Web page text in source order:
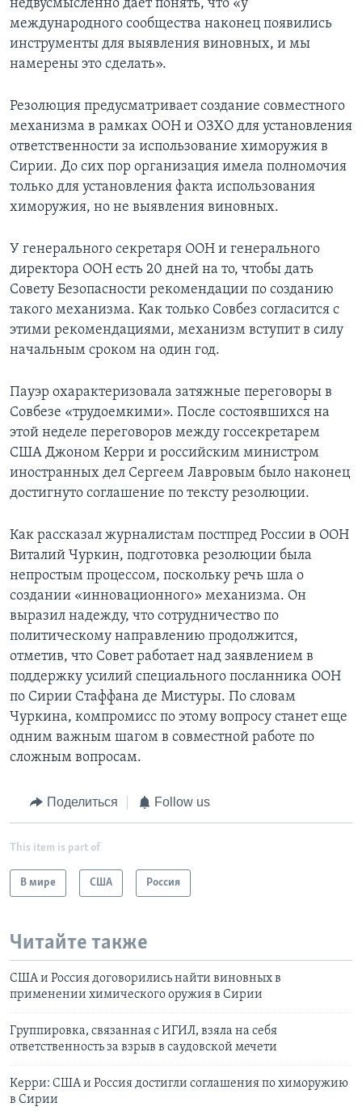
недвусмысленно дает понять, что «у
международного сообщества наконец появились
инструменты для выявления виновных, и мы
намерены это сделать».
Резолюция предусматривает создание совместного
механизма в рамках ООН и ОЗХО для установления
ответственности за использование химоружия в
Сирии. До сих пор организация имела полномочия
только для установления факта использования
химоружия, но не выявления виновных.
У генерального секретаря ООН и генерального
директора ООН есть 20 дней на то, чтобы дать
Совету Безопасности рекомендации по созданию
такого механизма. Как только Совбез согласится с
этими рекомендациями, механизм вступит в силу
начальным сроком на один год.
Пауэр охарактеризовала затяжные переговоры в
Совбезе «трудоемкими». После состоявшихся на
этой неделе переговоров между госсекретарем
США Джоном Керри и российским министром
иностранных дел Сергеем Лавровым было наконец
достигнуто соглашение по тексту резолюции.
Как рассказал журналистам постпред России в ООН
Виталий Чуркин, подготовка резолюции была
непростым процессом, поскольку речь шла о
создании «инновационного» механизма. Он
выразил надежду, что сотрудничество по
политическому направлению продолжится,
отметив, что Совет работает над заявлением в
поддержку усилий специального посланника ООН
по Сирии Стаффана де Мистуры. По словам
Чуркина, компромисс по этому вопросу станет еще
одним важным шагом в совместной работе по
сложным вопросам.
Поделиться Follow us
This item is part of
В мире США Россия
Читайте также
США и Россия договорились найти виновных в
применении химического оружия в Сирии
Группировка, связанная с ИГИЛ, взяла на себя
ответственность за взрыв в саудовской мечети
Керри: США и Россия достигли соглашения по химоружию
в Сирии